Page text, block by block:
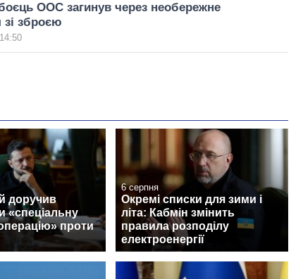
ООС загинув через необережне
зброєю
доручив
«спеціальну
проти
6 серпня
Окремі списки для зими і
літа: Кабмін змінить
правила розподілу
електроенергії